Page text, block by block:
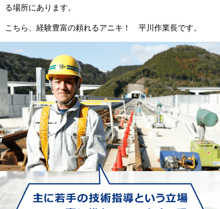
る場所にあります。
こちら、経験豊富の頼れるアニキ！ 平川作業長です。